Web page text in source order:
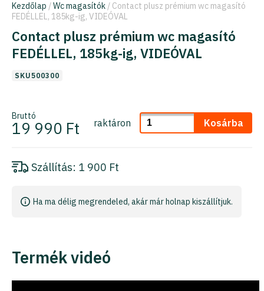
Kezdőlap /Wc magasítók / Contact plusz prémium wc magasító
FEDÉLLEL, 185kg-ig, VIDEÓVAL
Contact plusz prémium wc magasító
FEDÉLLEL, 185kg-ig, VIDEÓVAL
SKU500300
Bruttó
19 990 Ft raktáron Kosárba
Szállítás: 1 900 Ft
Ha ma délig megrendeled, akár már holnap kiszállítjuk.
Termék videó